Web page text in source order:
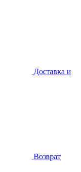
Доставка и
Возврат